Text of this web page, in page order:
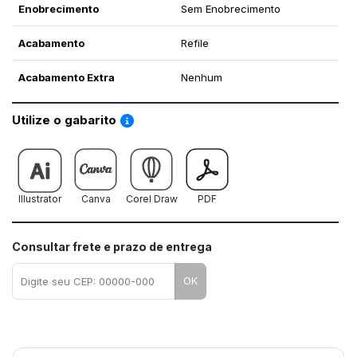
Enobrecimento Sem Enobrecimento
Acabamento Refile
Acabamento Extra Nenhum
Utilize o gabarito Saiba como utilizar os nossos gabaritos
Illustrator Canva Corel Draw PDF
Consultar frete e prazo de entrega
OK